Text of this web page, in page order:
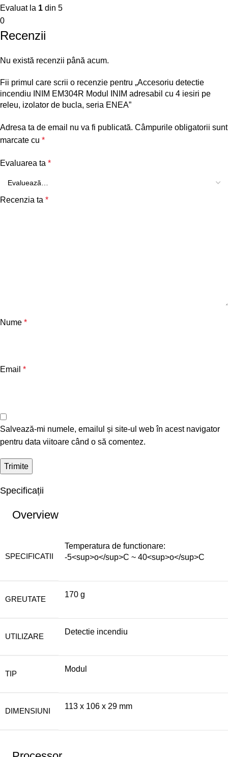
Evaluat la 1 din 5
0
Recenzii
Nu există recenzii până acum.
Fii primul care scrii o recenzie pentru „Accesoriu detectie
incendiu INIM EM304R Modul INIM adresabil cu 4 iesiri pe
releu, izolator de bucla, seria ENEA”
Adresa ta de email nu va fi publicată. Câmpurile obligatorii sunt
marcate cu *
Evaluarea ta *
Recenzia ta *
Nume *
Email *
Salvează-mi numele, emailul și site-ul web în acest navigator
pentru data viitoare când o să comentez.
Specificații
Overview
SPECIFICATII
Temperatura de functionare:
-5<sup>o</sup>C ~ 40<sup>o</sup>C
GREUTATE
170 g
UTILIZARE
Detectie incendiu
TIP
Modul
DIMENSIUNI
113 x 106 x 29 mm